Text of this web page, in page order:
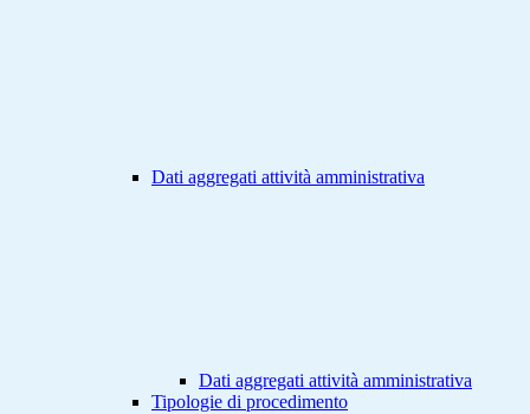
Dati aggregati attività amministrativa
Dati aggregati attività amministrativa
Tipologie di procedimento